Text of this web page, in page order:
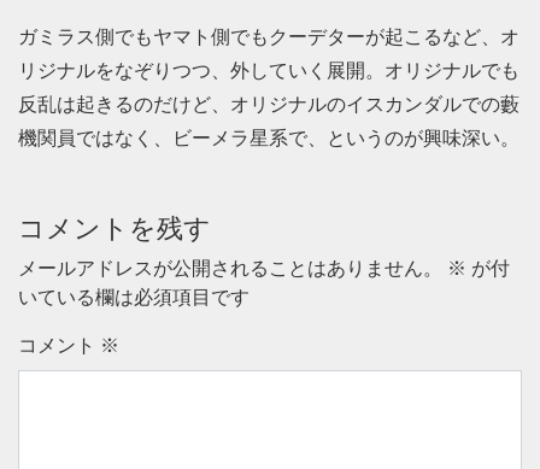
ガミラス側でもヤマト側でもクーデターが起こるなど、オ
リジナルをなぞりつつ、外していく展開。オリジナルでも
反乱は起きるのだけど、オリジナルのイスカンダルでの藪
機関員ではなく、ビーメラ星系で、というのが興味深い。
コメントを残す
メールアドレスが公開されることはありません。 ※ が付
いている欄は必須項目です
コメント ※